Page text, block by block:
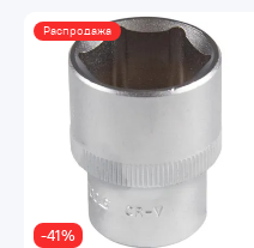
Распродажа
-41%